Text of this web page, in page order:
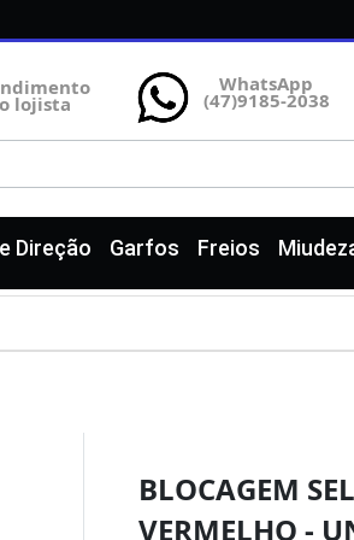
lojista
WhatsApp
(47)9185-2038
Direção Garfos Freios
BLOCAGEM
VERMELHO -